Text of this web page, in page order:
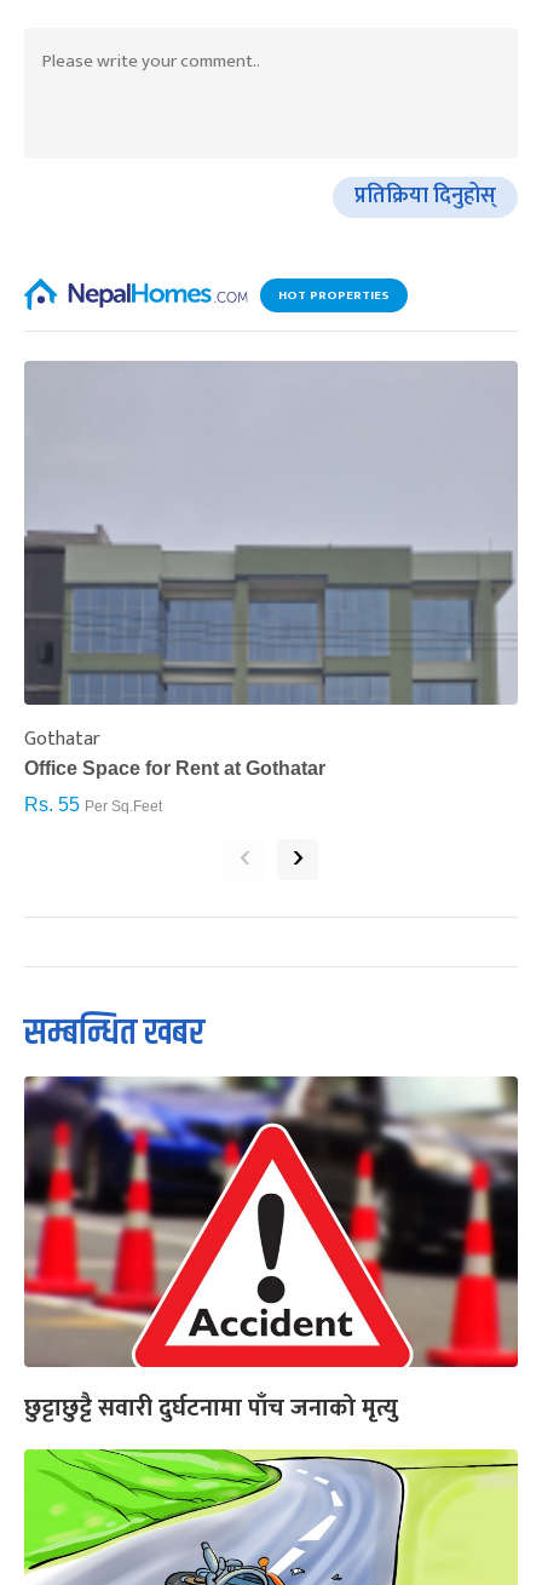
प्रतिक्रिया दिनुहोस्
HOT PROPERTIES
Gothatar
Office Space for Rent at Gothatar
Rs. 55 Per Sq.Feet
‹ ›
सम्बन्धित खबर
छुट्टाछुट्टै सवारी दुर्घटनामा पाँच जनाको मृत्यु